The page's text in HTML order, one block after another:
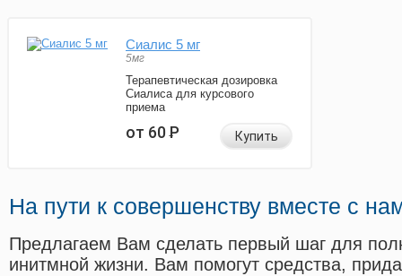
Сиалис 5 мг
5мг
Терапевтическая дозировка
Сиалиса для курсового
приема
от 60Р Купить
На пути к совершенству вместе с
Предлагаем Вам сделать первый шаг для
инитмной жизни. Вам помогут средства,